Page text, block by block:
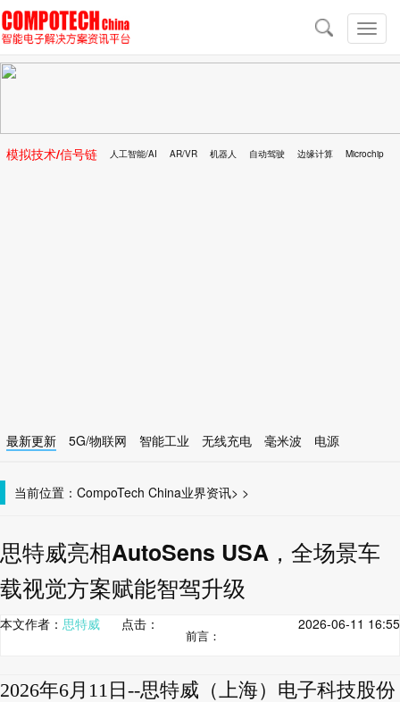
切
换
导
导
航
模拟技术/信号链 人工智能/AI AR/VR 机器人 自动驾驶 边缘计算 Microchip
最新更新 5G/物联网 智能工业 无线充电 毫米波
电源
当前位置： CompoTech China >
业界资讯 >
思特威亮相AutoSens USA，全场景车
载视觉方案赋能智驾升级
本文作者： 思特威 点击： 2026-06-11 16:55
前言：
2026年6月11日--思特威（上海）电子科技股份